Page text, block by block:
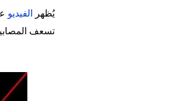
يُظهر الفيديو
تسعف